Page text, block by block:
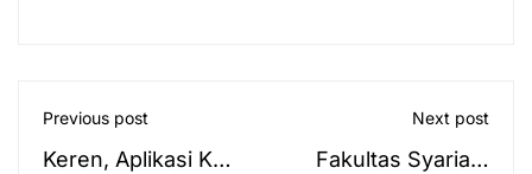
Previous post
Keren, Aplikasi Kula
Next post
Fakultas Syariah: